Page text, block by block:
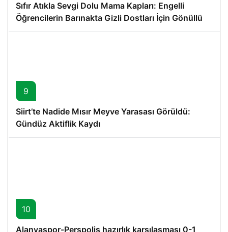
Sıfır Atıkla Sevgi Dolu Mama Kapları: Engelli
Öğrencilerin Barınakta Gizli Dostları İçin Gönüllü
Proje
9
Siirt’te Nadide Mısır Meyve Yarasası Görüldü:
Gündüz Aktiflik Kaydı
10
Alanyaspor-Perspolis hazırlık karşılaşması 0-1